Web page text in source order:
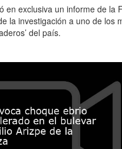
en exclusiva un informe de la
la investigación a uno de los
del país.